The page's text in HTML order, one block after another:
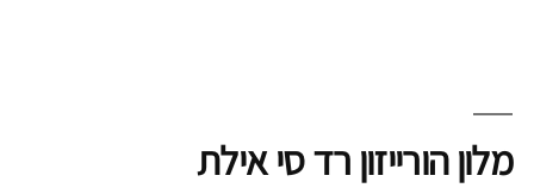
מלון הורייזון רד סי אילת